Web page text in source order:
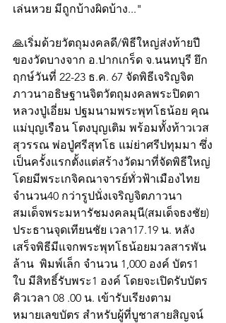
เล่นหวย มีถูกบ้างผิดบ้าง..."
🙏เริ่มด้วยวัตถุมงคลดี/พิธีใหญ่ส่งท้ายปี
ของวัดบางจาก อ.ปากเกร็ด จ.นนทบุรี ยึก
ฤกษ์วันที่ 22-23 ธ.ค. 67 จัดพิธีเจริญจิต
ภาวนาอธิษฐานจิตวัตถุมงคลพระปิดตา
หลวงปู่เอี่ยม ปฐมนามพระพุทโธน้อย คุณ
แม่บุญเรือน โตงบุญเติม พร้อมทั้งท้าวเวส
สุวรรณ พ่อปู่ศรีสุทโธ แม่ย่าศรีปทุมมา ซึ่ง
เป็นครั้งแรกตั้งแต่สร้างวัดมาที่จัดพิธีใหญ่
โดยมีพระเกจิคณาจารย์ทั่วฟ้าเมืองไทย
จำนวน40 กว่ารูปนั่งเจริญจิตภาวนา
สมเด็จพระมหารัชมงคลมุนี(สมเด็จธงชัย)
ประธานจุดเทียนชัย เวลา17.19 น. หลัง
เสร็จพิธีมีแจกพระพุทโธน้อยมวลสารพัน
ล้าน  พิมพ์เล็ก จำนวน 1,000 องค์ บัตร1
ใบ มีสิทธิ์รับพระ1 องค์ โดยจะเปิดรับบัตร
คิวเวลา 08 .00 น. เข้ารับเรียงตาม
หมายเลขบัตร สำหรับผู้ที่บูชาสายสิญจน์